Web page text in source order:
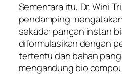
Sementara itu, Dr. Wini
pendamping
sekadar pangan instan
diformulasikan dengan
tertentu dan bahan
mengandung bio